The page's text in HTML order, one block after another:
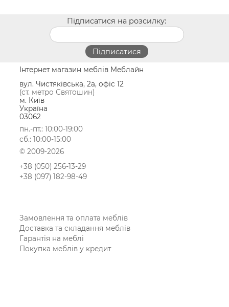
Підписатися на розсилку:
Інтернет магазин меблів Меблайн
вул. Чистяківська, 2а, офіс 12
(ст. метро Святошин)
м. Київ
Україна
03062
пн.-пт.: 10:00-19:00
сб.: 10:00-15:00
© 2009-2026
+38 (050) 256-13-29
+38 (097) 182-98-49
Замовлення та оплата меблів
Доставка та складання меблів
Гарантія на меблі
Покупка меблів у кредит